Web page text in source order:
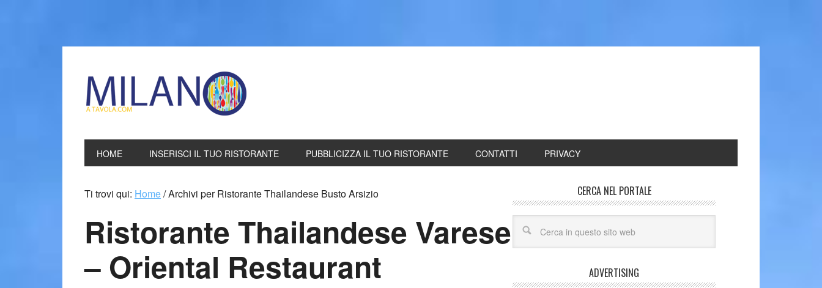
HOME INSERISCI IL TUO RISTORANTE PUBBLICIZZA IL TUO RISTORANTE CONTATTI PRIVACY
Ti trovi qui: Home/Archivi per Ristorante Thailandese Busto Arsizio
Ristorante Thailandese Varese
– Oriental Restaurant
CERCA NEL PORTALE
ADVERTISING